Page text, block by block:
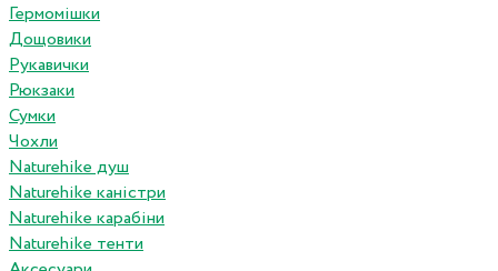
Гермомішки
Дощовики
Рукавички
Рюкзаки
Сумки
Чохли
Naturehike душ
Naturehike каністри
Naturehike карабіни
Naturehike тенти